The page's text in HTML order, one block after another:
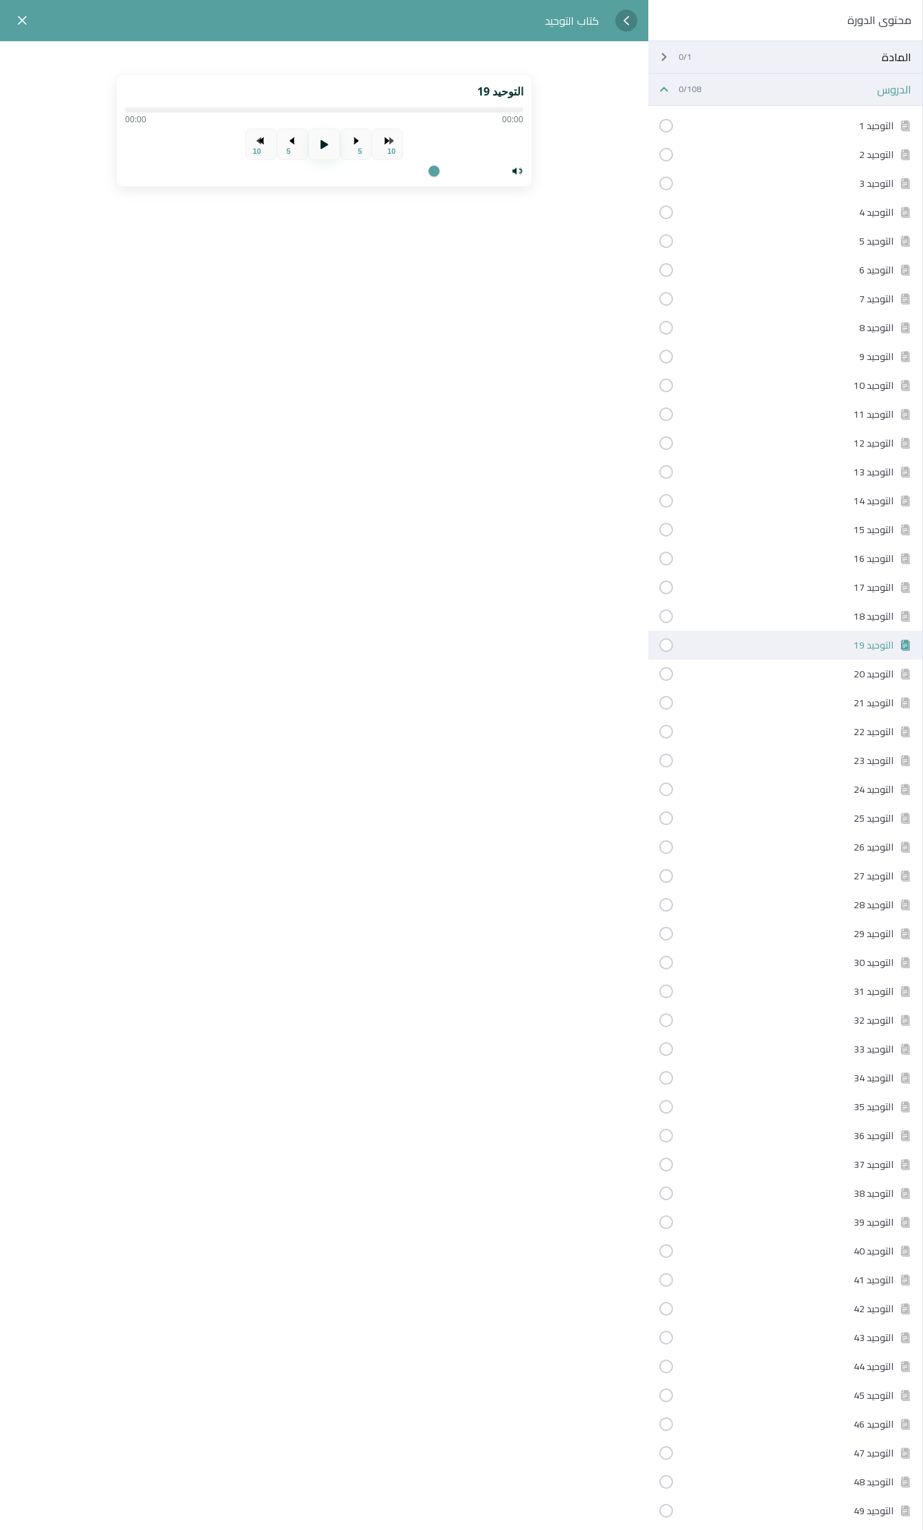
محتوى الدورة
المادة
0/1
الدروس 0/108
التوحيد 1
التوحيد 2
التوحيد 3
التوحيد 4
التوحيد 5
التوحيد 6
التوحيد 7
التوحيد 8
التوحيد 9
التوحيد 10
التوحيد 11
التوحيد 12
التوحيد 13
التوحيد 14
التوحيد 15
التوحيد 16
التوحيد 17
التوحيد 18
التوحيد 19
التوحيد 20
التوحيد 21
التوحيد 22
التوحيد 23
التوحيد 24
التوحيد 25
التوحيد 26
التوحيد 27
التوحيد 28
التوحيد 29
التوحيد 30
التوحيد 31
التوحيد 32
التوحيد 33
التوحيد 34
التوحيد 35
التوحيد 36
التوحيد 37
التوحيد 38
التوحيد 39
التوحيد 40
التوحيد 41
التوحيد 42
التوحيد 43
التوحيد 44
التوحيد 45
التوحيد 46
التوحيد 47
التوحيد 48
التوحيد 49
كتاب التوحيد
التوحيد 19
00:00
00:00
10
5
5
10